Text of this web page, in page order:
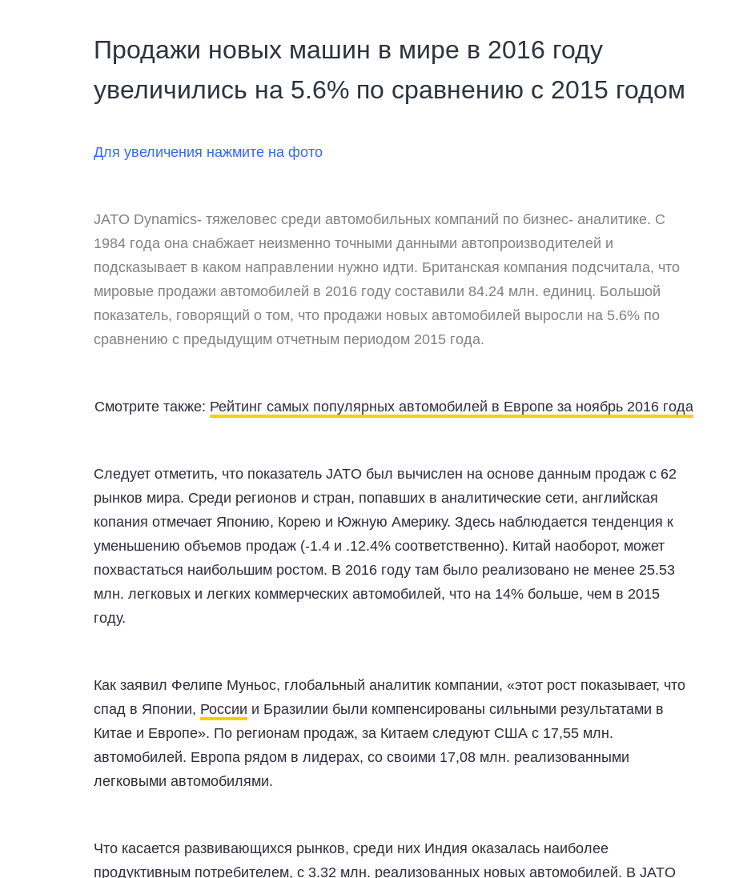
Продажи новых машин в мире в 2016 году
увеличились на 5.6% по сравнению с 2015 годом
Для увеличения нажмите на фото
JATO Dynamics- тяжеловес среди автомобильных компаний по бизнес- аналитике. С
1984 года она снабжает неизменно точными данными автопроизводителей и
подсказывает в каком направлении нужно идти. Британская компания подсчитала, что
мировые продажи автомобилей в 2016 году составили 84.24 млн. единиц. Большой
показатель, говорящий о том, что продажи новых автомобилей выросли на 5.6% по
сравнению с предыдущим отчетным периодом 2015 года.
Смотрите также: Рейтинг самых популярных автомобилей в Европе за ноябрь 2016 года
Следует отметить, что показатель JATO был вычислен на основе данным продаж с 62
рынков мира. Среди регионов и стран, попавших в аналитические сети, английская
копания отмечает Японию, Корею и Южную Америку. Здесь наблюдается тенденция к
уменьшению объемов продаж (-1.4 и .12.4% соответственно). Китай наоборот, может
похвастаться наибольшим ростом. В 2016 году там было реализовано не менее 25.53
млн. легковых и легких коммерческих автомобилей, что на 14% больше, чем в 2015
году.
Как заявил Фелипе Муньос, глобальный аналитик компании, «этот рост показывает, что
спад в Японии, России и Бразилии были компенсированы сильными результатами в
Китае и Европе». По регионам продаж, за Китаем следуют США с 17,55 млн.
автомобилей. Европа рядом в лидерах, со своими 17,08 млн. реализованными
легковыми автомобилями.
Что касается развивающихся рынков, среди них Индия оказалась наиболее
продуктивным потребителем, с 3.32 млн. реализованных новых автомобилей. В JATO